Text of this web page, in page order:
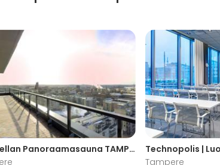
Tampellan Panoraamasauna TAMPERE
Technopolis |
Tampere